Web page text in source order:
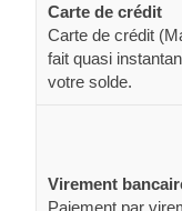
Carte de crédit
Carte de crédit
fait quasi
votre solde.
Virement